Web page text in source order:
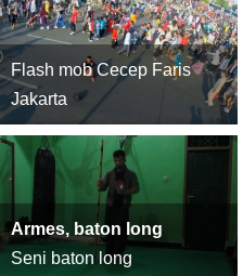
Flash mob Cecep Faris
Jakarta
Armes, baton long
Seni baton long